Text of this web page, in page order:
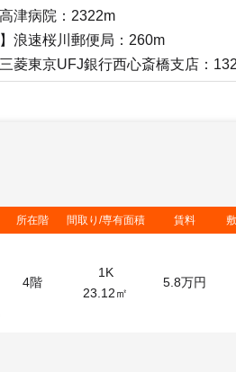
高津病院：2322m
】浪速桜川郵便局：260m
三菱東京UFJ銀行西心斎橋支店：
所在階 間取り/専有面積 賃料
4階
1K
23.12㎡
5.8万円